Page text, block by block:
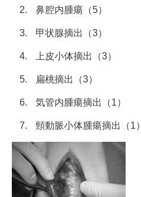
鼻腔内腫瘍（5）
甲状腺摘出（3）
上皮小体摘出（3）
扁桃摘出（3）
気管内腫瘍摘出（1）
頸動脈小体腫瘍摘出（1）